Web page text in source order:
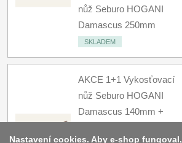
nůž Seburo HOGANI
Damascus 250mm
SKLADEM
AKCE 1+1 Vykosťovací
nůž Seburo HOGANI
Damascus 140mm +
Nastavení cookies. Aby e-shop fungoval,